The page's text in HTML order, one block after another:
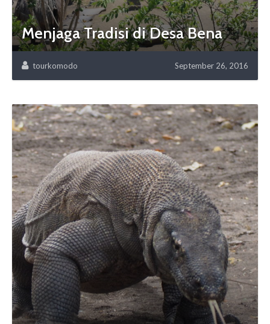
Menjaga Tradisi di Desa Bena
tourkomodo September 26, 2016